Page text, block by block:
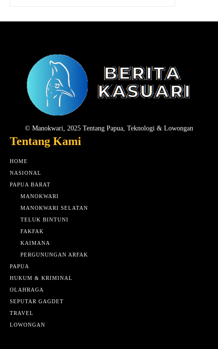
© Manokwari, 2025 Tentang Papua, Teknologi & Lowongan
Tentang Kami
HOME
NASIONAL
PAPUA BARAT
MANOKWARI
MANOKWARI SELATAN
TELUK BINTUNI
FAKFAK
KAIMANA
PERGUNUNGAN ARFAK
PAPUA
HUKUM & KRIMINAL
OLAHRAGA
SEPUTAR GAGDET
TRAVEL
LOWONGAN